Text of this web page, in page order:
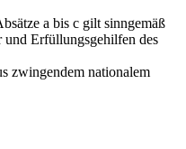
a bis c gilt sinngemäß
und Erfüllungsgehilfen des
zwingendem nationalem